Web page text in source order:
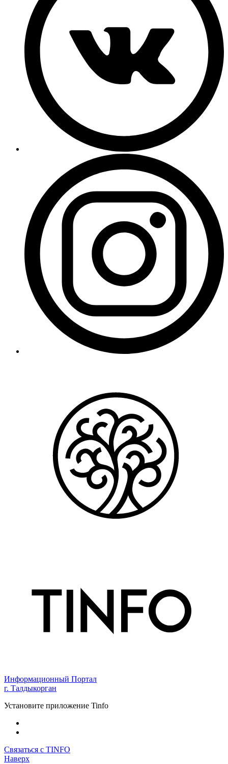
Информационный Портал
г. Талдыкорган
Установите приложение Tinfo
Связаться с TINFO
Наверх